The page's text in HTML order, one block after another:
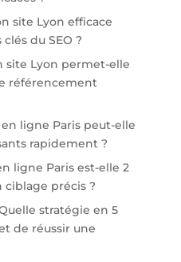
site Lyon efficace
du SEO ?
site Lyon permet-elle
référencement
ligne Paris peut-elle
rapidement ?
ligne Paris est-elle 2
ciblage précis ?
stratégie en 5
de réussir une